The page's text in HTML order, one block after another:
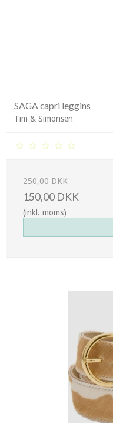
SAGA capri leggins
Tim & Simonsen
250,00 DKK
150,00 DKK
(inkl. moms)